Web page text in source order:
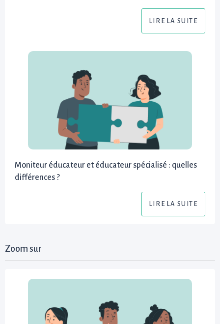
LIRE LA SUITE
Moniteur éducateur et éducateur spécialisé : quelles
différences ?
LIRE LA SUITE
Zoom sur